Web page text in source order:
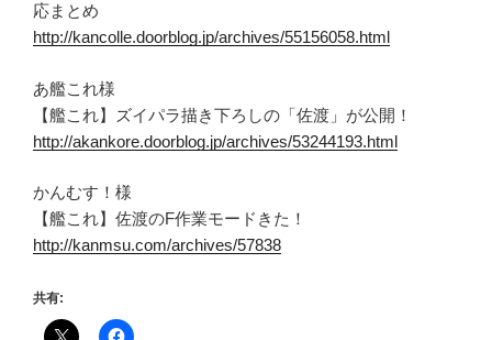
応まとめ
http://kancolle.doorblog.jp/archives/55156058.html
あ艦これ様
【艦これ】ズイパラ描き下ろしの「佐渡」が公開！
http://akankore.doorblog.jp/archives/53244193.html
かんむす！様
【艦これ】佐渡のF作業モードきた！
http://kanmsu.com/archives/57838
共有: